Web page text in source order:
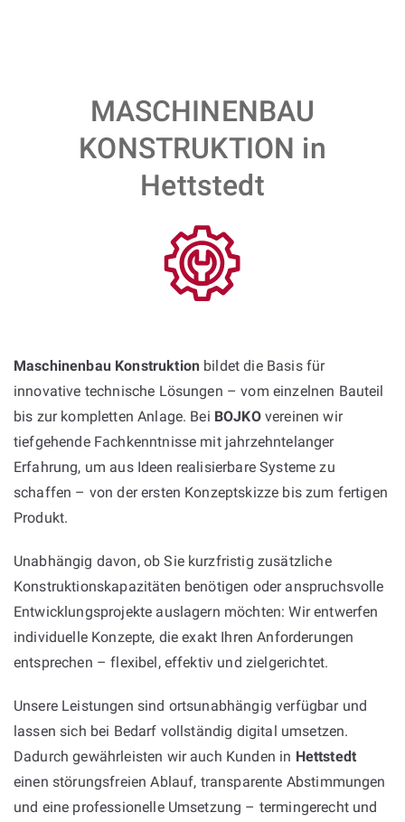
MASCHINENBAU
KONSTRUKTION in
Hettstedt
Maschinenbau Konstruktion bildet die Basis für
innovative technische Lösungen – vom einzelnen Bauteil
bis zur kompletten Anlage. Bei BOJKOvereinen wir
tiefgehende Fachkenntnisse mit jahrzehntelanger
Erfahrung, um aus Ideen realisierbare Systeme zu
schaffen – von der ersten Konzeptskizze bis zum fertigen
Produkt.
Unabhängig davon, ob Sie kurzfristig zusätzliche
Konstruktionskapazitäten benötigen oder anspruchsvolle
Entwicklungsprojekte auslagern möchten: Wir entwerfen
individuelle Konzepte, die exakt Ihren Anforderungen
entsprechen – flexibel, effektiv und zielgerichtet.
Unsere Leistungen sind ortsunabhängig verfügbar und
lassen sich bei Bedarf vollständig digital umsetzen.
Dadurch gewährleisten wir auch Kunden in Hettstedt
einen störungsfreien Ablauf, transparente Abstimmungen
und eine professionelle Umsetzung – termingerecht und